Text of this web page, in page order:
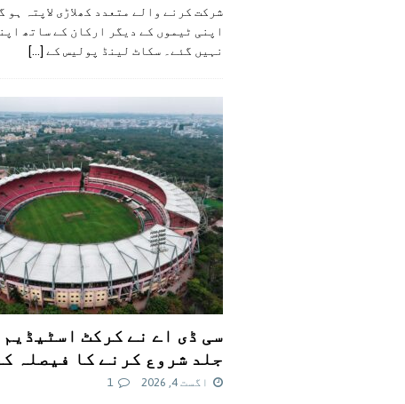
شرکت کرنے والے متعدد کھلاڑی لاپتہ ہو
اپنی ٹیموں کے دیگر ارکان کے ساتھ
نہیں گئے۔ سکاٹ لینڈ پولیس کے [...]
سی ڈی اے نے کرکٹ اسٹیڈیم
جلد شروع کرنے کا فیصلہ
اگست 4, 2026 1